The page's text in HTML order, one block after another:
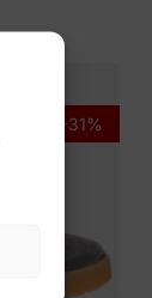
-31%